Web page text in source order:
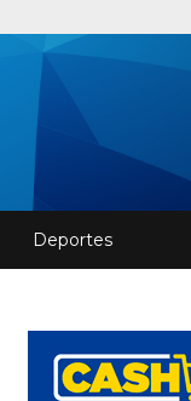
Deportes